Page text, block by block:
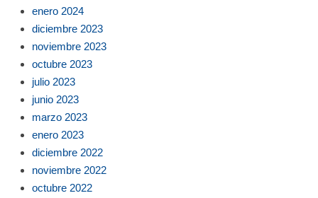
enero 2024
diciembre 2023
noviembre 2023
octubre 2023
julio 2023
junio 2023
marzo 2023
enero 2023
diciembre 2022
noviembre 2022
octubre 2022